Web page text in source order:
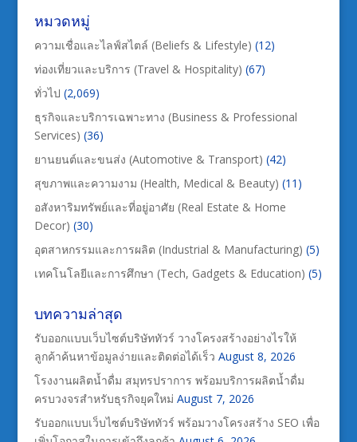
หมวดหมู่
ความเชื่อและไลฟ์สไตล์ (Beliefs & Lifestyle) (12)
ท่องเที่ยวและบริการ (Travel & Hospitality) (67)
ทั่วไป (2,069)
ธุรกิจและบริการเฉพาะทาง (Business & Professional
Services) (36)
ยานยนต์และขนส่ง (Automotive & Transport) (42)
สุขภาพและความงาม (Health, Medical & Beauty) (11)
อสังหาริมทรัพย์และที่อยู่อาศัย (Real Estate & Home
Decor) (30)
อุตสาหกรรมและการผลิต (Industrial & Manufacturing) (5)
เทคโนโลยีและการศึกษา (Tech, Gadgets & Education) (5)
บทความล่าสุด
รับออกแบบเว็บไซต์บริษัททัวร์ วางโครงสร้างอย่างไรให้
ลูกค้าค้นหาข้อมูลง่ายและติดต่อได้เร็ว August 8, 2026
โรงงานผลิตน้ำดื่ม สมุทรปราการ พร้อมบริการผลิตน้ำดื่ม
ครบวงจรสำหรับธุรกิจยุคใหม่ August 7, 2026
รับออกแบบเว็บไซต์บริษัททัวร์ พร้อมวางโครงสร้าง SEO เพื่อ